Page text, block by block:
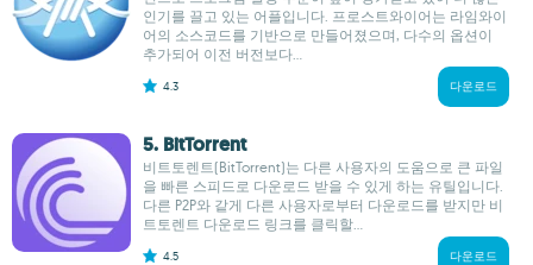
인기를 끌고 있는 어플입니다. 프로스트와이어는 라임와이
어의 소스코드를 기반으로 만들어졌으며, 다수의 옵션이
추가되어 이전 버전보다...
4.3 다운로드
5. BitTorrent
비트토렌트(BitTorrent)는 다른 사용자의 도움으로 큰 파일
을 빠른 스피드로 다운로드 받을 수 있게 하는 유틸입니다.
다른 P2P와 같게 다른 사용자로부터 다운로드를 받지만 비
트토렌트 다운로드 링크를 클릭할...
4.5 다운로드